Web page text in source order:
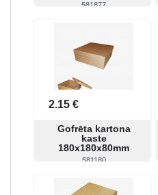
581877
2.15 €
Gofrēta kartona
kaste
180x180x80mm
581180